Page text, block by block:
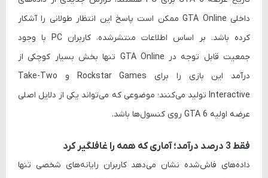
چرا GTA 6 ابتدا برای PC عرضه نمی‌شود؟
درآمد بیشتر، اولویت بیشتر
آیا PC گیمرها باید نگران باشند؟
جمع‌بندی
داخلی GTA Online ممکن است پاسخ این انتظار طولانی را آشکار
کرده باشد. بر اساس اطلاعات منتشرشده، کاربران PC با وجود
جمعیت قابل توجه در GTA Online تنها بخش بسیار کوچکی از
درآمد این بازی را برای Rockstar Games و Take-Two
Interactive تولید می‌کنند؛ موضوعی که می‌تواند یکی از دلایل اصلی
عرضه اولیه GTA 6 روی کنسول‌ها باشد.
فقط 3 درصد درآمد؛ آماری که همه را غافلگیر کرد
داده‌های فاش‌شده نشان می‌دهد کاربران رایانه‌های شخصی تنها